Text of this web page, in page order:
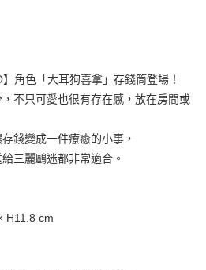
彰化商業銀行
台北富邦商業銀行
台中商業銀行
華泰商業銀行
遠東國際商業銀行
中國信託商業銀行
角色「大耳狗喜拿」存錢筒登場！
不只可愛也很有存在感，放在房間或
錢變成一件療癒的小事，
三麗鷗迷都非常適合。
H11.8 cm